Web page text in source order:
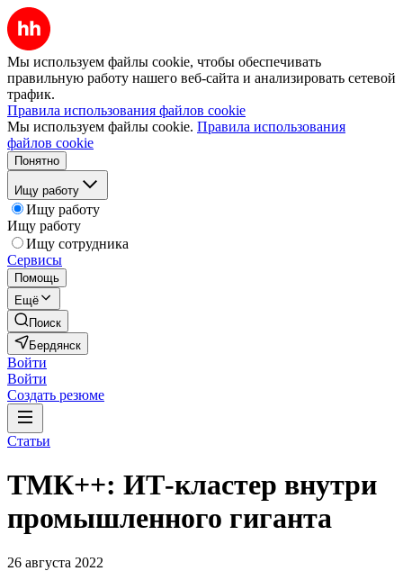
Мы используем файлы cookie, чтобы обеспечивать
правильную работу нашего веб-сайта и анализировать сетевой
трафик.
Правила использования файлов cookie
Мы используем файлы cookie. Правила использования
файлов cookie
Понятно
Ищу работу
Ищу работу
Ищу работу
Ищу сотрудника
Сервисы
Помощь
Ещё
Поиск
Бердянск
Войти
Войти
Создать резюме
Статьи
ТМК++: ИТ-кластер внутри
промышленного гиганта
26 августа 2022